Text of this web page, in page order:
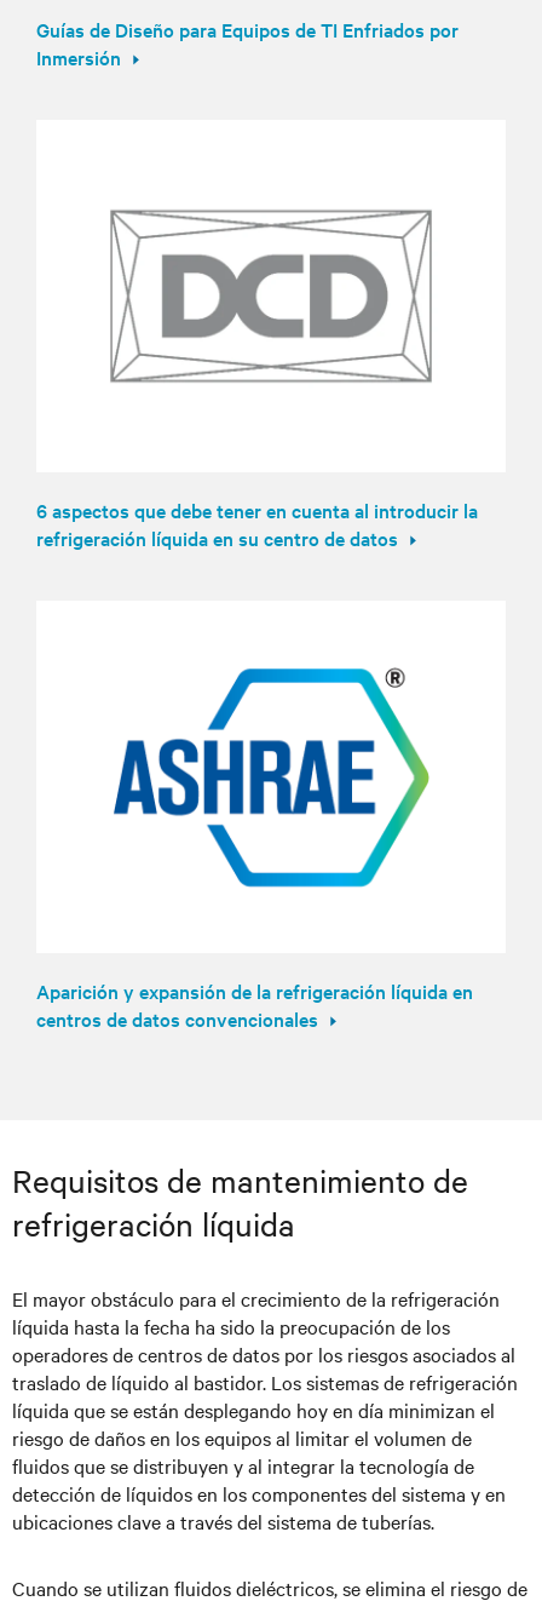
Guías de Diseño para Equipos de TI Enfriados por
Inmersión
6 aspectos que debe tener en cuenta al introducir la
refrigeración líquida en su centro de datos
Aparición y expansión de la refrigeración líquida en
centros de datos convencionales
Requisitos de mantenimiento de
refrigeración líquida
El mayor obstáculo para el crecimiento de la refrigeración
líquida hasta la fecha ha sido la preocupación de los
operadores de centros de datos por los riesgos asociados al
traslado de líquido al bastidor. Los sistemas de refrigeración
líquida que se están desplegando hoy en día minimizan el
riesgo de daños en los equipos al limitar el volumen de
fluidos que se distribuyen y al integrar la tecnología de
detección de líquidos en los componentes del sistema y en
ubicaciones clave a través del sistema de tuberías.
Cuando se utilizan fluidos dieléctricos, se elimina el riesgo de